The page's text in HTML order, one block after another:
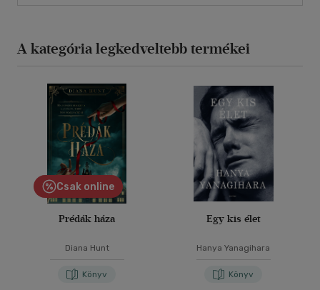
A kategória legkedveltebb termékei
Csak online
Prédák háza
Diana Hunt
Könyv
Egy kis élet
Hanya Yanagihara
Könyv